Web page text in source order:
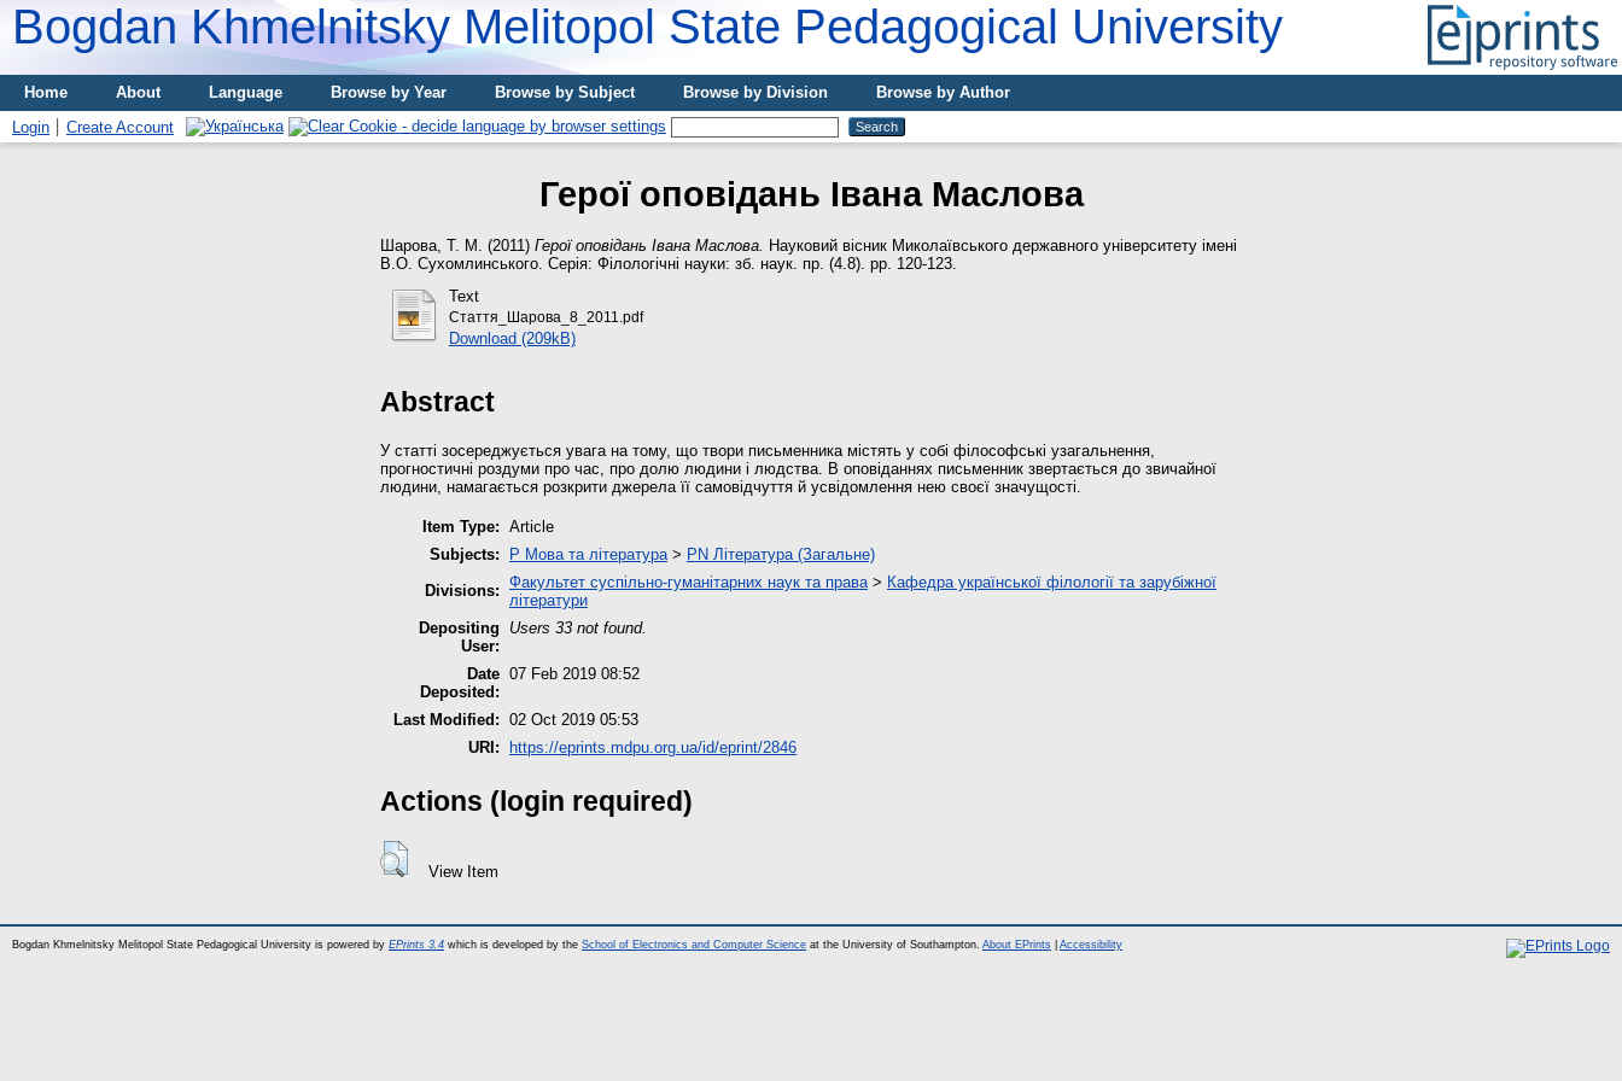
Bogdan Khmelnitsky Melitopol State Pedagogical University
Home About Language Browse by Year Browse by Subject Browse by Division
Browse by Author
Login
Create Account
Герої оповідань Івана Маслова
Шарова, Т. М. (2011) Герої оповідань Івана Маслова. Науковий вісник Миколаївського державного університету імені
В.О. Сухомлинського. Серія: Філологічні науки: зб. наук. пр. (4.8). pp. 120-123.
Text
Стаття_Шарова_8_2011.pdf
Download (209kB)
Abstract
У статті зосереджується увага на тому, що твори письменника містять у собі філософські узагальнення,
прогностичні роздуми про час, про долю людини і людства. В оповіданнях письменник звертається до звичайної
людини, намагається розкрити джерела її самовідчуття й усвідомлення нею своєї значущості.
Item Type: Article
Subjects:
P Мова та література> PN Література (Загальне)
Divisions: Факультет суспільно-гуманітарних наук та права> Кафедра української філології та зарубіжної
літератури
Depositing
User:
Users 33 not found.
Date
Deposited:
07 Feb 2019 08:52
Last Modified: 02 Oct 2019 05:53
URI:
https://eprints.mdpu.org.ua/id/eprint/2846
Actions (login required)
View Item
Bogdan Khmelnitsky Melitopol State Pedagogical University is powered by EPrints 3.4 which is developed by the School of Electronics and Computer Science at the University of Southampton. About EPrints Accessibility